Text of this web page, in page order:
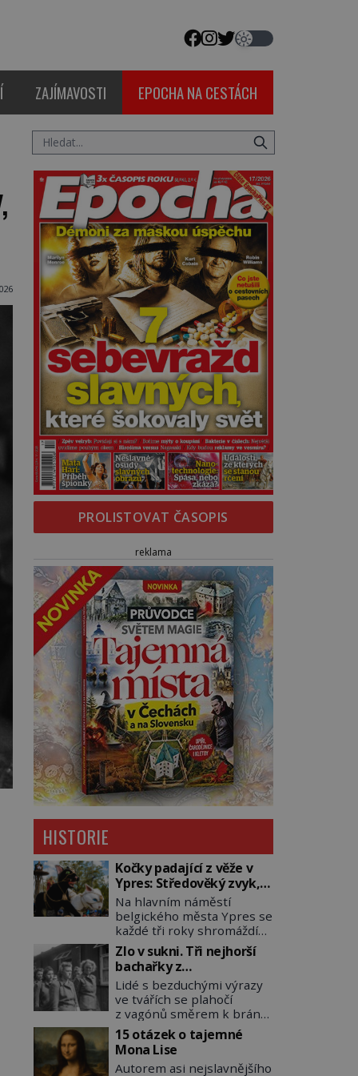
ZAJÍMAVOSTI EPOCHA NA CESTÁCH
PROLISTOVAT ČASOPIS
reklama
HISTORIE
Kočky padající z věže v
Ypres: Středověký zvyk,
který dodnes budí
rozpaky
Na hlavním náměstí
belgického města Ypres se
každé tři roky shromáždí
tisíce lidí. Z věže slavné
tržnice létají do davu
kočky, diváci jásají a snaží
se je chytit. Naštěstí už
nejde o živá zvířata, ale
jenom o plyšové suvenýry.
Kdysi to ale bylo jinak. Tato
veselá podívaná připomíná
jeden z nejpodivnějších a
Zlo v sukni. Tři nejhorší
bachařky z
koncentračních táborů
Lidé s bezduchými výrazy
ve tvářích se plahočí
z vagónů směrem k bráně
tábora. Jedna z žen
pohlédne přímo na
dozorkyni a jejich oči se
setkají. Místo soucitu však
15 otázek o tajemné
Mona Lise
Autorem asi nejslavnějšího